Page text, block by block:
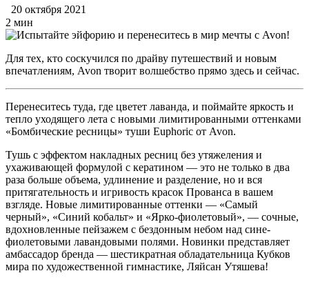
20 октября 2021
2 мин
Для тех, кто соскучился по драйву путешествий и новым
впечатлениям, Avon творит волшебство прямо здесь и сейчас.
Перенеситесь туда, где цветет лаванда, и поймайте яркость и
тепло уходящего лета с новыми лимитированными оттенками
«Бомбические ресницы» туши Euphoric от Avon.
Тушь с эффектом накладных ресниц без утяжеления и
ухаживающей формулой с кератином — это не только в два
раза больше объема, удлинение и разделение, но и вся
притягательность и игривость красок Прованса в вашем
взгляде. Новые лимитированные оттенки — «Самый
черный», «Синий кобальт» и «Ярко-фиолетовый», — сочные,
вдохновленные пейзажем с бездонным небом над сине-
фиолетовыми лавандовыми полями. Новинки представляет
амбассадор бренда — шестикратная обладательница Кубков
мира по художественной гимнастике, Ляйсан Утяшева!